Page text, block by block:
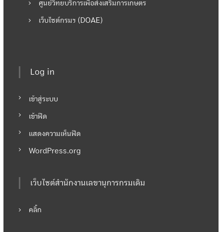
ศูนย์วิทยบริการเพื่อส่งเสริมการเกษตร
เว็บไซต์กรมฯ (DOAE)
Log in
เข้าสู่ระบบ
เข้าฟีด
แสดงความเห็นฟีด
WordPress.org
เว็บไซต์สำนักงานเลขานุการกรมเดิม
คลิ๊ก